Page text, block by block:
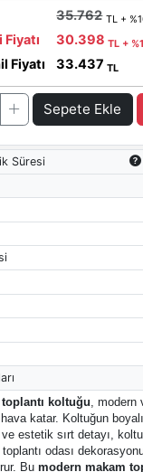
35.762 TL +
30.398TL +
Fiyatı 33.437TL
Sepete Ekle
Süresi
koltuğu , modern
katar. Koltuğun
estetik sırt detayı,
toplantı odası
Bu modern makam